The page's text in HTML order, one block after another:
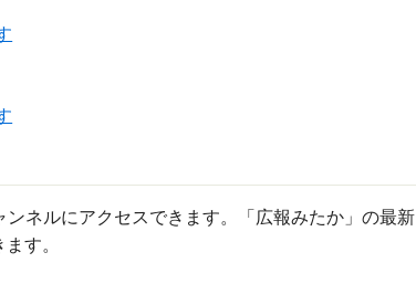
ネルにアクセスできます。「広報みたか」の最新
す。